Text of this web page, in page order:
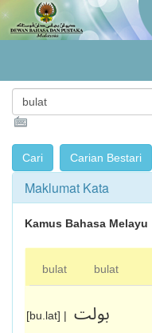
Maklumat Kata
Kamus Bahasa Melayu
bulat bulat
[bu.lat] | بولت